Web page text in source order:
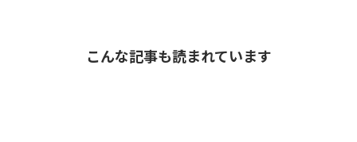
こんな記事も読まれています